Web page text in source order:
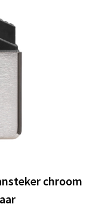
chroom